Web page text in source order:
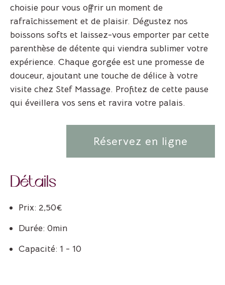
choisie pour vous offrir un moment de
rafraîchissement et de plaisir. Dégustez nos
boissons softs et laissez-vous emporter par cette
parenthèse de détente qui viendra sublimer votre
expérience. Chaque gorgée est une promesse de
douceur, ajoutant une touche de délice à votre
visite chez Stef Massage. Profitez de cette pause
qui éveillera vos sens et ravira votre palais.
Réservez en ligne
Détails
Prix: 2,50€
Durée: 0min
Capacité: 1 - 10